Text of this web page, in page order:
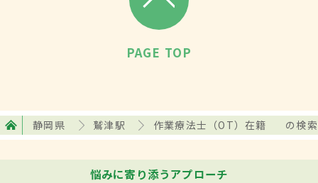
PAGE TOP
静岡県 鷲津駅 作業療法士（OT）在籍 の検
悩みに寄り添うアプローチ